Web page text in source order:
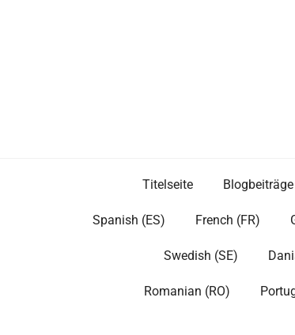
Titelseite Blogbeiträge
Spanish (ES) French (FR)
Swedish (SE)
Romanian (RO)